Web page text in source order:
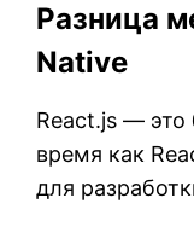
Разница
Native
React.js — это
время как
для